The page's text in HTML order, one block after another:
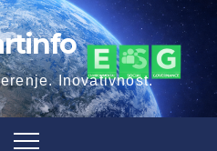
Inovativnost.